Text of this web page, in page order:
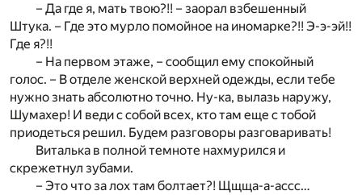
– Да где я, мать твою?!! – заорал взбешенный
Штука. – Где это мурло помойное на иномарке?!! Э-э-эй!!
Где я?!!
– На первом этаже, – сообщил ему спокойный
голос. – В отделе женской верхней одежды, если тебе
нужно знать абсолютно точно. Ну-ка, вылазь наружу,
Шумахер! И веди с собой всех, кто там еще с тобой
приодеться решил. Будем разговоры разговаривать!
Виталька в полной темноте нахмурился и
скрежетнул зубами.
– Это что за лох там болтает?! Щщща-а-ассс…